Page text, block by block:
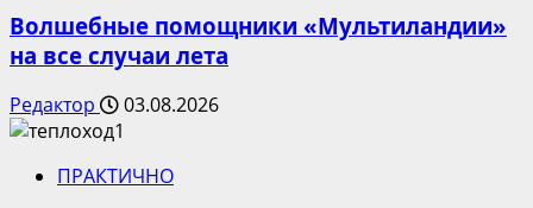
Волшебные помощники «Мультиландии»
на все случаи лета
Редактор 03.08.2026
ПРАКТИЧНО